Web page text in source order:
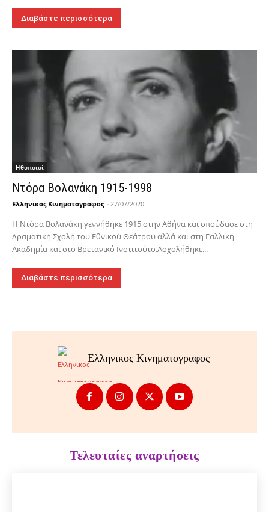
Διαβάστε περισσότερα
Hθοποιοί
Ντόρα Βολανάκη 1915-1998
Ελληνικος Κινηματογραφος - 27/07/2020
Η Ντόρα Βολανάκη γεννήθηκε 1915 στην Αθήνα και σπούδασε στη
Δραματική Σχολή του Εθνικού Θεάτρου αλλά και στη Γαλλική
Ακαδημία και στο Βρετανικό Ινστιτούτο.Ασχολήθηκε...
Διαβάστε περισσότερα
Ελληνικος Κινηματογραφος
Τελευταίες αναρτήσεις